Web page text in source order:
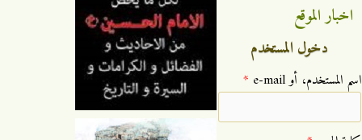
اخبار الموقع
دخول المستخدم
‏اسم المستخدم، أو e-mail ‏ *